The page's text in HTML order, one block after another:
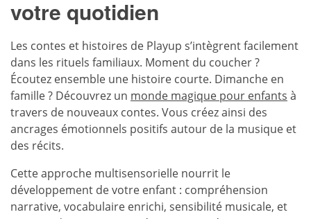
votre quotidien
Les contes et histoires de Playup s’intègrent facilement
dans les rituels familiaux. Moment du coucher ?
Écoutez ensemble une histoire courte. Dimanche en
famille ? Découvrez un monde magique pour enfants à
travers de nouveaux contes. Vous créez ainsi des
ancrages émotionnels positifs autour de la musique et
des récits.
Cette approche multisensorielle nourrit le
développement de votre enfant : compréhension
narrative, vocabulaire enrichi, sensibilité musicale, et